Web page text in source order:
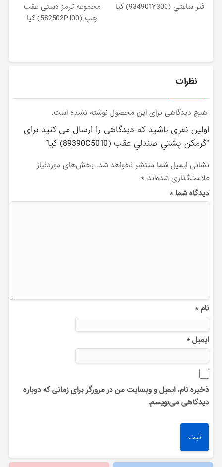
فنر ساعتي (934901Y300) کیا
مجموعه ترمز دستي عقب
چپ (582502P100) کیا
نظرات
هیچ دیدگاهی برای این محصول نوشته نشده است.
اولین نفری باشید که دیدگاهی را ارسال می کنید برای
“گرمكن پشتي صندلي عقب (89390C5010) کیا”
نشانی ایمیل شما منتشر نخواهد شد. بخش‌های موردنیاز
علامت‌گذاری شده‌اند *
دیدگاه شما*
نام*
ایمیل*
ذخیره نام، ایمیل و وبسایت من در مرورگر برای زمانی که دوباره
دیدگاهی می‌نویسم.